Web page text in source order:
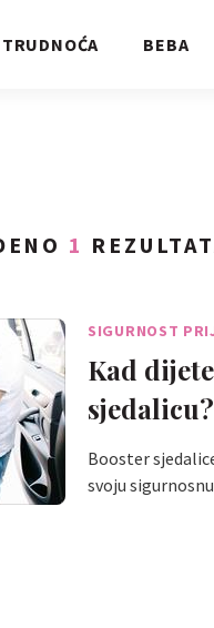
TRUDNOĆA BEBA
1
SIGURNOST
Kad
sjedalicu?
Booster
svoju